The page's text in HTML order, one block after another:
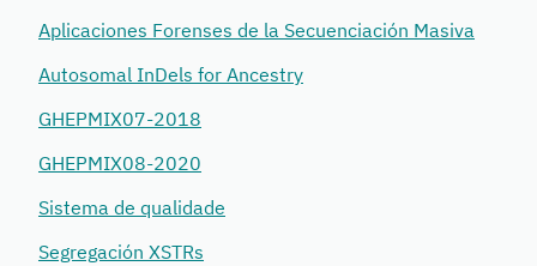
Aplicaciones Forenses de la Secuenciación Masiva
Autosomal InDels for Ancestry
GHEPMIX07-2018
GHEPMIX08-2020
Sistema de qualidade
Segregación XSTRs